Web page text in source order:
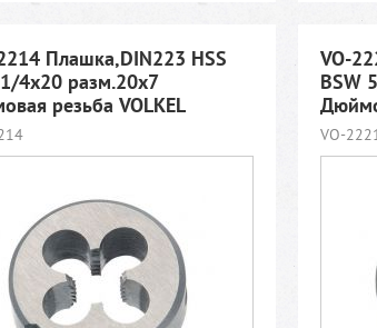
Плашка,DIN223 HSS
4x20 разм.20х7
резьба VOLKEL
VO-
BSW
VO-